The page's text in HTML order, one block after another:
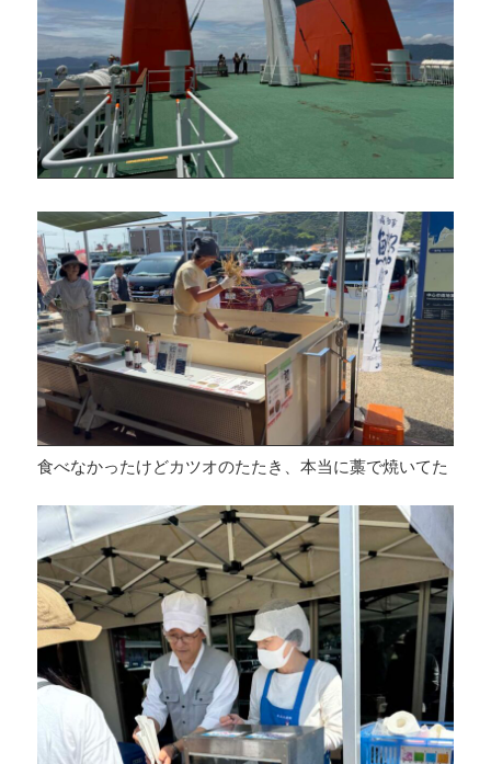
食べなかったけどカツオのたたき、本当に藁で焼いてた